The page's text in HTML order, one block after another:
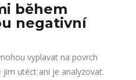
během
negativní
vyplavat na povrch
utéct ani je analyzovat.